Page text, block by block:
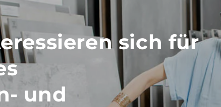
sich für
und